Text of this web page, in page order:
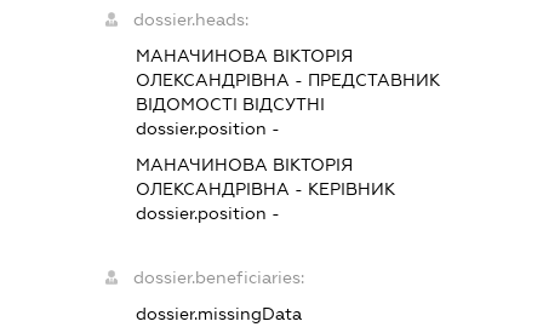
dossier.heads:
МАНАЧИНОВА ВІКТОРІЯ
ОЛЕКСАНДРІВНА - ПРЕДСТАВНИК
ВІДОМОСТІ ВІДСУТНІ
dossier.position -
МАНАЧИНОВА ВІКТОРІЯ
ОЛЕКСАНДРІВНА - КЕРІВНИК
dossier.position -
dossier.beneficiaries:
dossier.missingData